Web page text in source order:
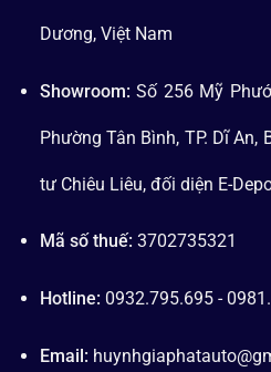
Dương, Việt Nam
Showroom: Số 256 Mỹ
Phường Tân Bình, TP. Dĩ An,
tư Chiêu Liêu, đối diện E-
Mã số thuế: 3702735321
Hotline: 0932.795.695 -
Email: